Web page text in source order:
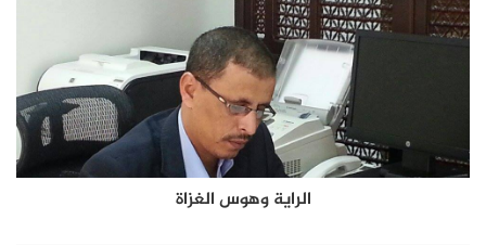
الراية وهوس الغزاة